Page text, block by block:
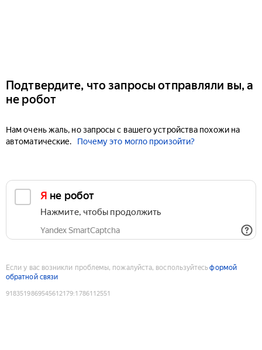
Подтвердите, что запросы отправляли вы, а
не робот
Нам очень жаль, но запросы с вашего устройства похожи на
автоматические.
Почему это могло произойти?
Я не робот
Нажмите, чтобы продолжить
Yandex SmartCaptcha
Если у вас возникли проблемы, пожалуйста, воспользуйтесьформой
обратной связи
9183519869545612179:1786112551